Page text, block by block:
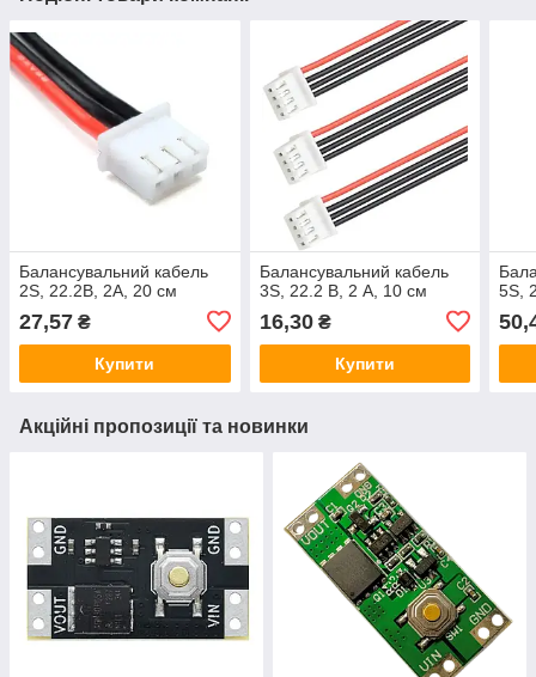
Балансувальний кабель
2S, 22.2В, 2А, 20 см
27,57 ₴
Купити
Балансувальний кабель
3S, 22.2 В, 2 А, 10 см
16,30₴
Купити
5S,
Акційні пропозиції та новинки